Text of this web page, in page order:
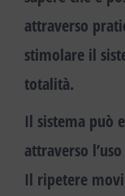
attraverso
stimolare il
totalità.
Il sistema può
attraverso
Il ripetere